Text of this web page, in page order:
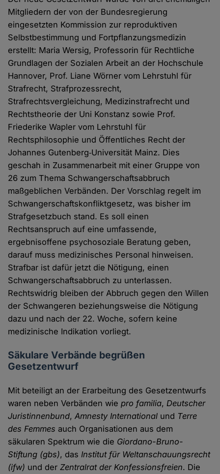
Mitgliedern der von der Bundesregierung
eingesetzten Kommission zur reproduktiven
Selbstbestimmung und Fortpflanzungsmedizin
erstellt: Maria Wersig, Professorin für Rechtliche
Grundlagen der Sozialen Arbeit an der Hochschule
Hannover, Prof. Liane Wörner vom Lehrstuhl für
Strafrecht, Strafprozessrecht,
Strafrechtsvergleichung, Medizinstrafrecht und
Rechtstheorie der Uni Konstanz sowie Prof.
Friederike Wapler vom Lehrstuhl für
Rechtsphilosophie und Öffentliches Recht der
Johannes Gutenberg‐Universität Mainz. Dies
geschah in Zusammenarbeit mit einer Gruppe von
26 zum Thema Schwangerschaftsabbruch
maßgeblichen Verbänden. Der Vorschlag regelt im
Schwangerschaftskonfliktgesetz, was bisher im
Strafgesetzbuch stand. Es soll einen
Rechtsanspruch auf eine umfassende,
ergebnisoffene psychosoziale Beratung geben,
darauf muss medizinisches Personal hinweisen.
Strafbar ist dafür jetzt die Nötigung, einen
Schwangerschaftsabbruch zu unterlassen.
Rechtswidrig bleiben der Abbruch gegen den Willen
der Schwangeren beziehungsweise die Nötigung
dazu und nach der 22. Woche, sofern keine
medizinische Indikation vorliegt.
Säkulare Verbände begrüßen
Gesetzentwurf
Mit beteiligt an der Erarbeitung des Gesetzentwurfs
waren neben Verbänden wiepro familia, Deutscher
Juristinnenbund,Amnesty International und Terre
des Femmes auch Organisationen aus dem
säkularen Spektrum wie die Giordano-Bruno-
Stiftung (gbs), das Institut für Weltanschauungsrecht
(ifw) und derZentralrat der Konfessionsfreien. Die